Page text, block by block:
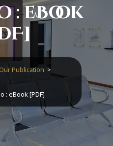
: eBook
Publication >
: eBook [PDF]